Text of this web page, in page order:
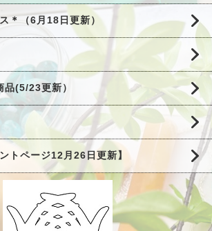
＊（6月18日更新）
品(5/23更新）
トページ12月26日更新】